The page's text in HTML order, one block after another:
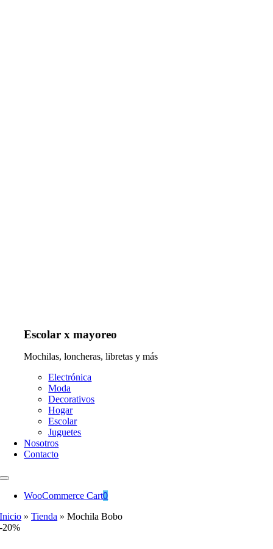
Escolar x mayoreo
Mochilas, loncheras, libretas y más
Electrónica
Moda
Decorativos
Hogar
Escolar
Juguetes
Nosotros
Contacto
WooCommerce Cart0
Inicio »Tienda »Mochila Bobo
-20%